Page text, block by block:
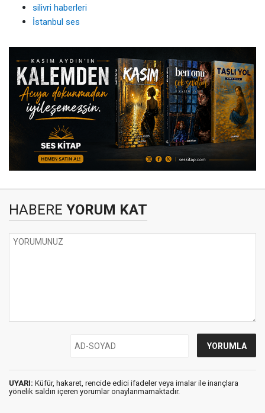
silivri haberleri
İstanbul ses
HABERE YORUM KAT
UYARI: Küfür, hakaret, rencide edici ifadeler veya imalar ile inançlara
yönelik saldırı içeren yorumlar onaylanmamaktadır.